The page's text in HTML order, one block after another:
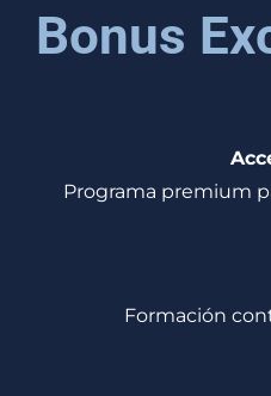
Bonus
Programa premium
Formación